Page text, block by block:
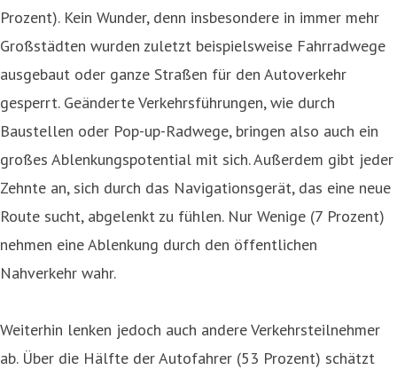
Prozent). Kein Wunder, denn insbesondere in immer mehr
Großstädten wurden zuletzt beispielsweise Fahrradwege
ausgebaut oder ganze Straßen für den Autoverkehr
gesperrt. Geänderte Verkehrsführungen, wie durch
Baustellen oder Pop-up-Radwege, bringen also auch ein
großes Ablenkungspotential mit sich. Außerdem gibt jeder
Zehnte an, sich durch das Navigationsgerät, das eine neue
Route sucht, abgelenkt zu fühlen. Nur Wenige (7 Prozent)
nehmen eine Ablenkung durch den öffentlichen
Nahverkehr wahr.
Weiterhin lenken jedoch auch andere Verkehrsteilnehmer
ab. Über die Hälfte der Autofahrer (53 Prozent) schätzt